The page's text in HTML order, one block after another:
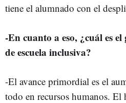
tiene el alumnado con el
-En cuanto a eso, ¿cuál es
de escuela inclusiva?
-El avance primordial es el
todo en recursos humanos. El